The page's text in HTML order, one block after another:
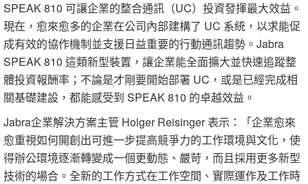
SPEAK 810 可讓企業的整合通訊（UC）投資發揮最大效益。
現在，愈來愈多的企業在公司內部建構了 UC 系統，以求能促
成有效的協作機制並支援日益重要的行動通訊趨勢。Jabra
SPEAK 810 這類新型裝置，讓企業能全面擴大並快速追蹤整
體投資報酬率；不論是才剛要開始部署 UC，或是已經完成相
關基礎建設，都能感受到 SPEAK 810 的卓越效益。
Jabra企業解決方案主管 Holger Reisinger 表示：「企業愈來
愈重視如何開創出可進一步提高競爭力的工作環境與文化，使
得辦公環境逐漸轉變成一個更動態、嚴苛，而且採用更多新型
技術的場合。全新的工作方式在工作空間、實際運作及工作時